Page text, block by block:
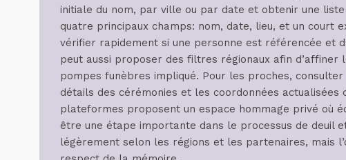
initiale du nom, par ville ou par date et obtenir une
quatre principaux champs: nom, date, lieu, et un court
vérifier rapidement si une personne est référencée et
peut aussi proposer des filtres régionaux afin
pompes funèbres impliqué. Pour les proches,
détails des cérémonies et les coordonnées actualisées
plateformes proposent un espace hommage privé où
être une étape importante dans le processus de deuil
légèrement selon les régions et les partenaires, mais